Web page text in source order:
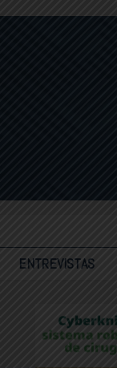
ENTREVISTAS